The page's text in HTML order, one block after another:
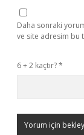
Daha sonraki
ve site adresim bu
6 + 2 kaçtır?*